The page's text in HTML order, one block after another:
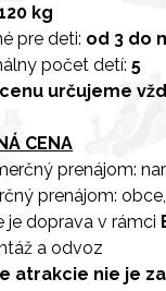
kg
pre deti: od 3 do
počet detí: 5
cenu určujeme
CENA
prenájom:
prenájom:
je doprava v rámci
a odvoz
atrakcie nie je